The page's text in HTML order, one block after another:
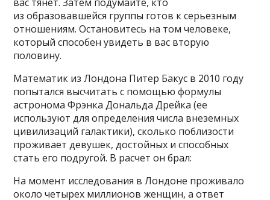
из образовавшейся группы готов к серьезным
отношениям. Остановитесь на том человеке,
который способен увидеть в вас вторую
половину.
Математик из Лондона Питер Бакус в 2010 году
попытался высчитать с помощью формулы
астронома Фрэнка Дональда Дрейка (ее
используют для определения числа внеземных
цивилизаций галактики), сколько поблизости
проживает девушек, достойных и способных
стать его подругой. В расчет он брал:
На момент исследования в Лондоне проживало
около четырех миллионов женщин, а ответ